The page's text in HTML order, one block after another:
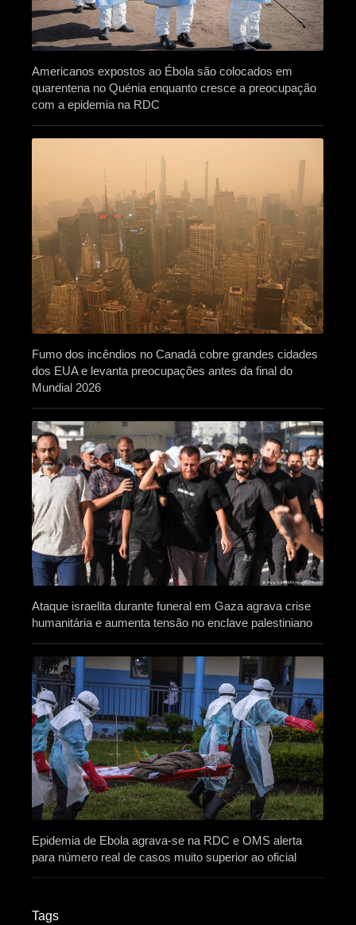
Americanos expostos ao Ébola são colocados em
quarentena no Quénia enquanto cresce a preocupação
com a epidemia na RDC
Fumo dos incêndios no Canadá cobre grandes cidades
dos EUA e levanta preocupações antes da final do
Mundial 2026
Ataque israelita durante funeral em Gaza agrava crise
humanitária e aumenta tensão no enclave palestiniano
Epidemia de Ebola agrava-se na RDC e OMS alerta
para número real de casos muito superior ao oficial
Tags